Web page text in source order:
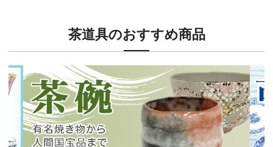
茶道具のおすすめ商品